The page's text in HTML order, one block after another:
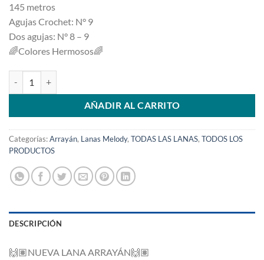
145 metros
Agujas Crochet: N° 9
Dos agujas: N° 8 – 9
🌈Colores Hermosos🌈
AÑADIR AL CARRITO
Categorías:Arrayán, Lanas Melody, TODAS LAS LANAS, TODOS LOS
PRODUCTOS
DESCRIPCIÓN
🙌🏽NUEVA LANA ARRAYÁN🙌🏽